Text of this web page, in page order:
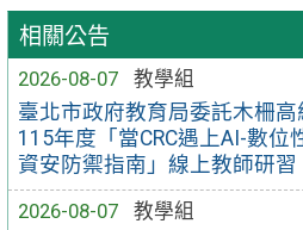
相關公告
2026-08-07
教學組
臺北市政府教育局委託木柵
115年度「當CRC遇上AI-數位
資安防禦指南」線上教師研習
2026-08-07
教學組